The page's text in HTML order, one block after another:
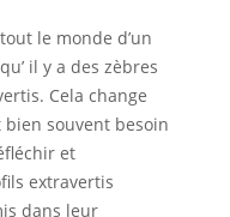
le monde d’un
il y a des zèbres
Cela change
souvent besoin
et
extravertis
dans leur